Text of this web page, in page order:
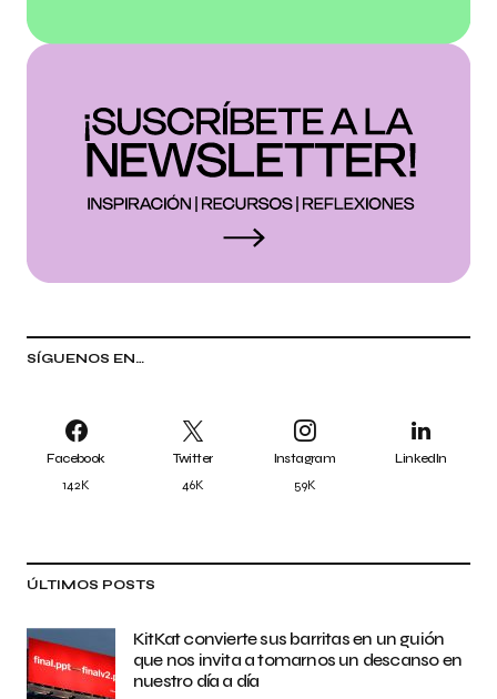
SÍGUENOS EN…
Facebook
142K
Twitter
46K
Instagram
59K
LinkedIn
ÚLTIMOS POSTS
KitKat convierte sus barritas en un guión
que nos invita a tomarnos un descanso en
nuestro día a día